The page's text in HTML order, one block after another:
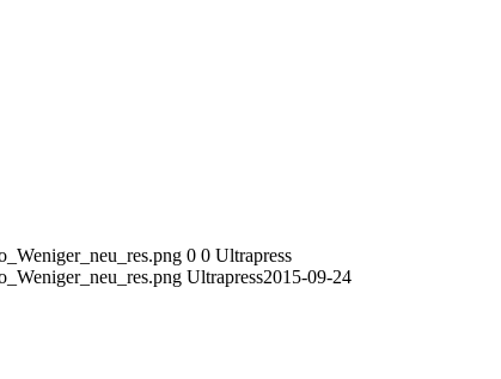
0 0 Ultrapress
Ultrapress2015-09-24